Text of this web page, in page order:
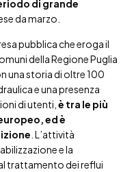
di grande
da marzo.
pubblica che eroga il
della Regione Puglia
una storia di oltre 100
e una presenza
di utenti, è tra le più
ed è
. L’attività
e la
trattamento dei reflui